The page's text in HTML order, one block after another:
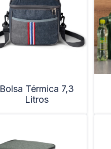
Bolsa Térmica 7,3
Litros